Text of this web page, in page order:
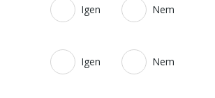
Igen Nem
Igen Nem